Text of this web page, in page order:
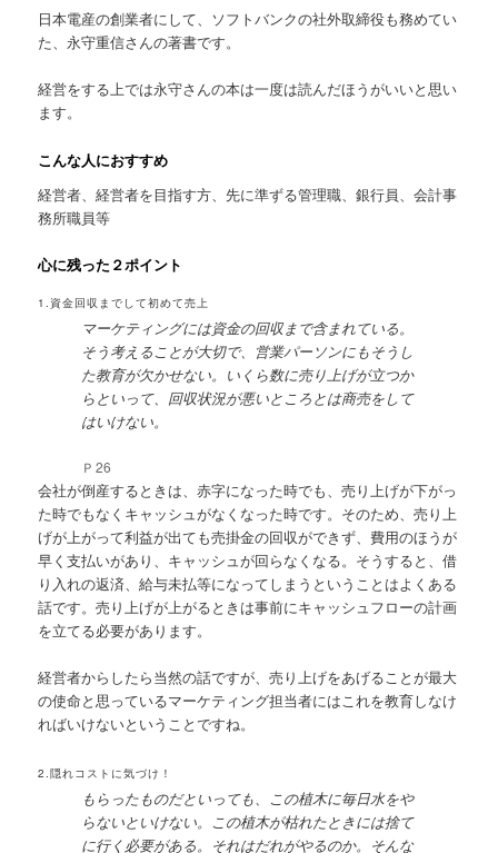
日本電産の創業者にして、ソフトバンクの社外取締役も務めてい
た、永守重信さんの著書です。
経営をする上では永守さんの本は一度は読んだほうがいいと思い
ます。
こんな人におすすめ
経営者、経営者を目指す方、先に準ずる管理職、銀行員、会計事
務所職員等
心に残った２ポイント
1.資金回収までして初めて売上
マーケティングには資金の回収まで含まれている。
そう考えることが大切で、営業パーソンにもそうし
た教育が欠かせない。いくら数に売り上げが立つか
らといって、回収状況が悪いところとは商売をして
はいけない。
Ｐ26
会社が倒産するときは、赤字になった時でも、売り上げが下がっ
た時でもなくキャッシュがなくなった時です。そのため、売り上
げが上がって利益が出ても売掛金の回収ができず、費用のほうが
早く支払いがあり、キャッシュが回らなくなる。そうすると、借
り入れの返済、給与未払等になってしまうということはよくある
話です。売り上げが上がるときは事前にキャッシュフローの計画
を立てる必要があります。
経営者からしたら当然の話ですが、売り上げをあげることが最大
の使命と思っているマーケティング担当者にはこれを教育しなけ
ればいけないということですね。
2.隠れコストに気づけ！
もらったものだといっても、この植木に毎日水をや
らないといけない。この植木が枯れたときには捨て
に行く必要がある。それはだれがやるのか。そんな